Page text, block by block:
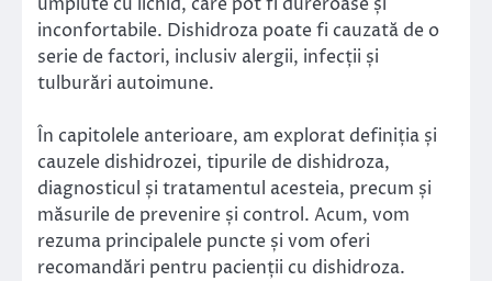
inconfortabile. Dishidroza poate fi cauzată de o
serie de factori, inclusiv alergii, infecții și
tulburări autoimune.
În capitolele anterioare, am explorat definiția și
cauzele dishidrozei, tipurile de dishidroza,
diagnosticul și tratamentul acesteia, precum și
măsurile de prevenire și control. Acum, vom
rezuma principalele puncte și vom oferi
recomandări pentru pacienții cu dishidroza.